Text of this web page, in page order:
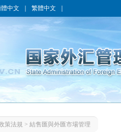
中文 繁體中文
策法規 > 結售匯與外匯市場管理